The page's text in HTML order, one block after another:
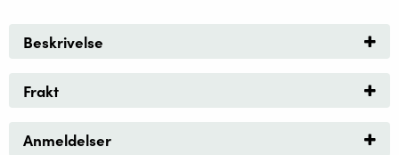
Beskrivelse
Frakt
Anmeldelser